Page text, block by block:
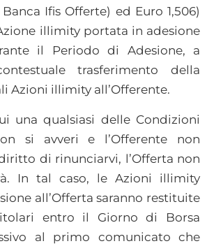
Ifis Offerte) ed Euro 1,506)
illimity portata in adesione
il Periodo di Adesione, a
trasferimento della
Azioni illimity all’Offerente.
una qualsiasi delle Condizioni
si avveri e l’Offerente non
di rinunciarvi, l’Offerta non
In tal caso, le Azioni illimity
all’Offerta saranno restituite
entro il Giorno di Borsa
al primo comunicato che